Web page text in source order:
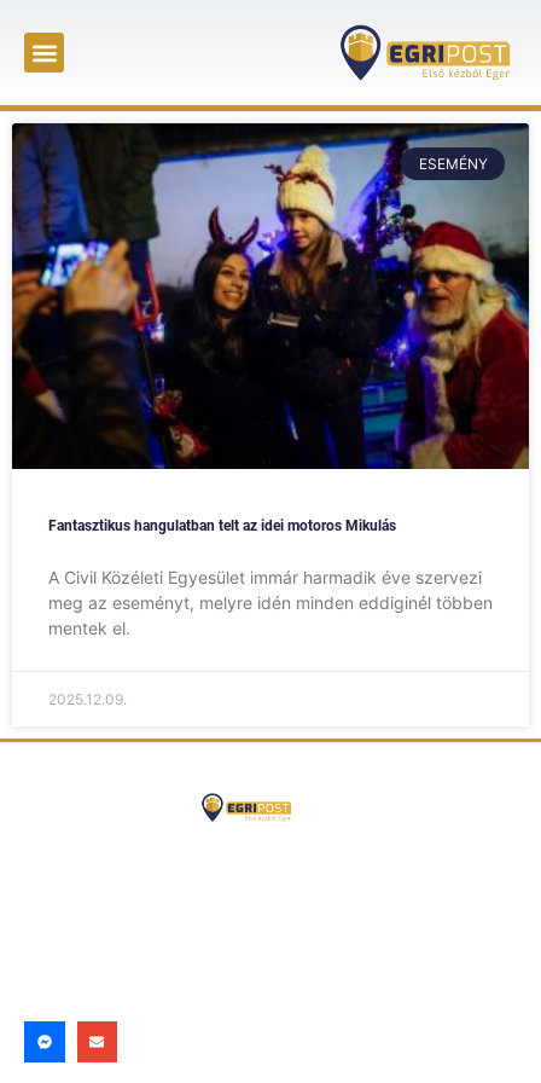
ESEMÉNY
Fantasztikus hangulatban telt az idei motoros Mikulás
A Civil Közéleti Egyesület immár harmadik éve szervezi
meg az eseményt, melyre idén minden eddiginél többen
mentek el.
2025.12.09.